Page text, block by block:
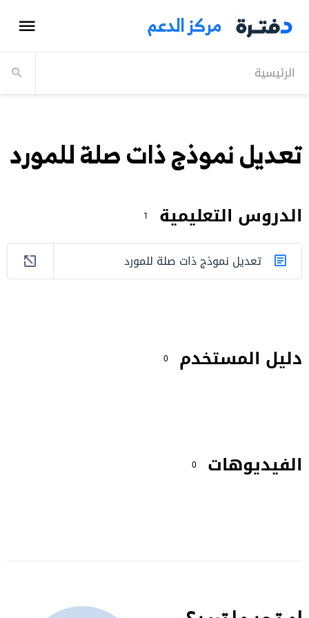
مركز الدعم
الرئيسية
تعديل نموذج ذات صلة للمورد
الدروس التعليمية 1
تعديل نموذج ذات صلة للمورد
دليل المستخدم 0
الفيديوهات 0